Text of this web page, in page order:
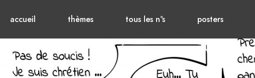
accueil thèmes tous les n°s posters